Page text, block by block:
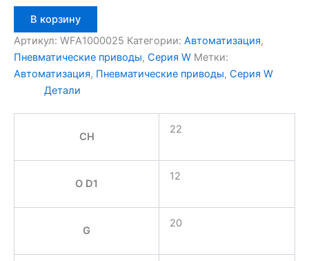
товара
Aignep
WFA1000025
В корзину
Артикул: WFA1000025 Категории: Автоматизация,
Пневматические приводы, Серия W Метки:
Автоматизация, Пневматические приводы, Серия W
Детали
CH
22
O D1
12
G
20